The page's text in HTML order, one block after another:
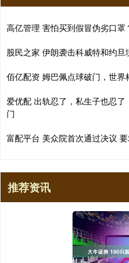
高亿管理 害怕买到假冒伪劣口
股民之家 伊朗袭击科威特和约旦
佰亿配资 姆巴佩点球破门，世界
爱优配 出轨忍了，私生子也忍了
门
富配平台 美众院首次通过决议
推荐资讯